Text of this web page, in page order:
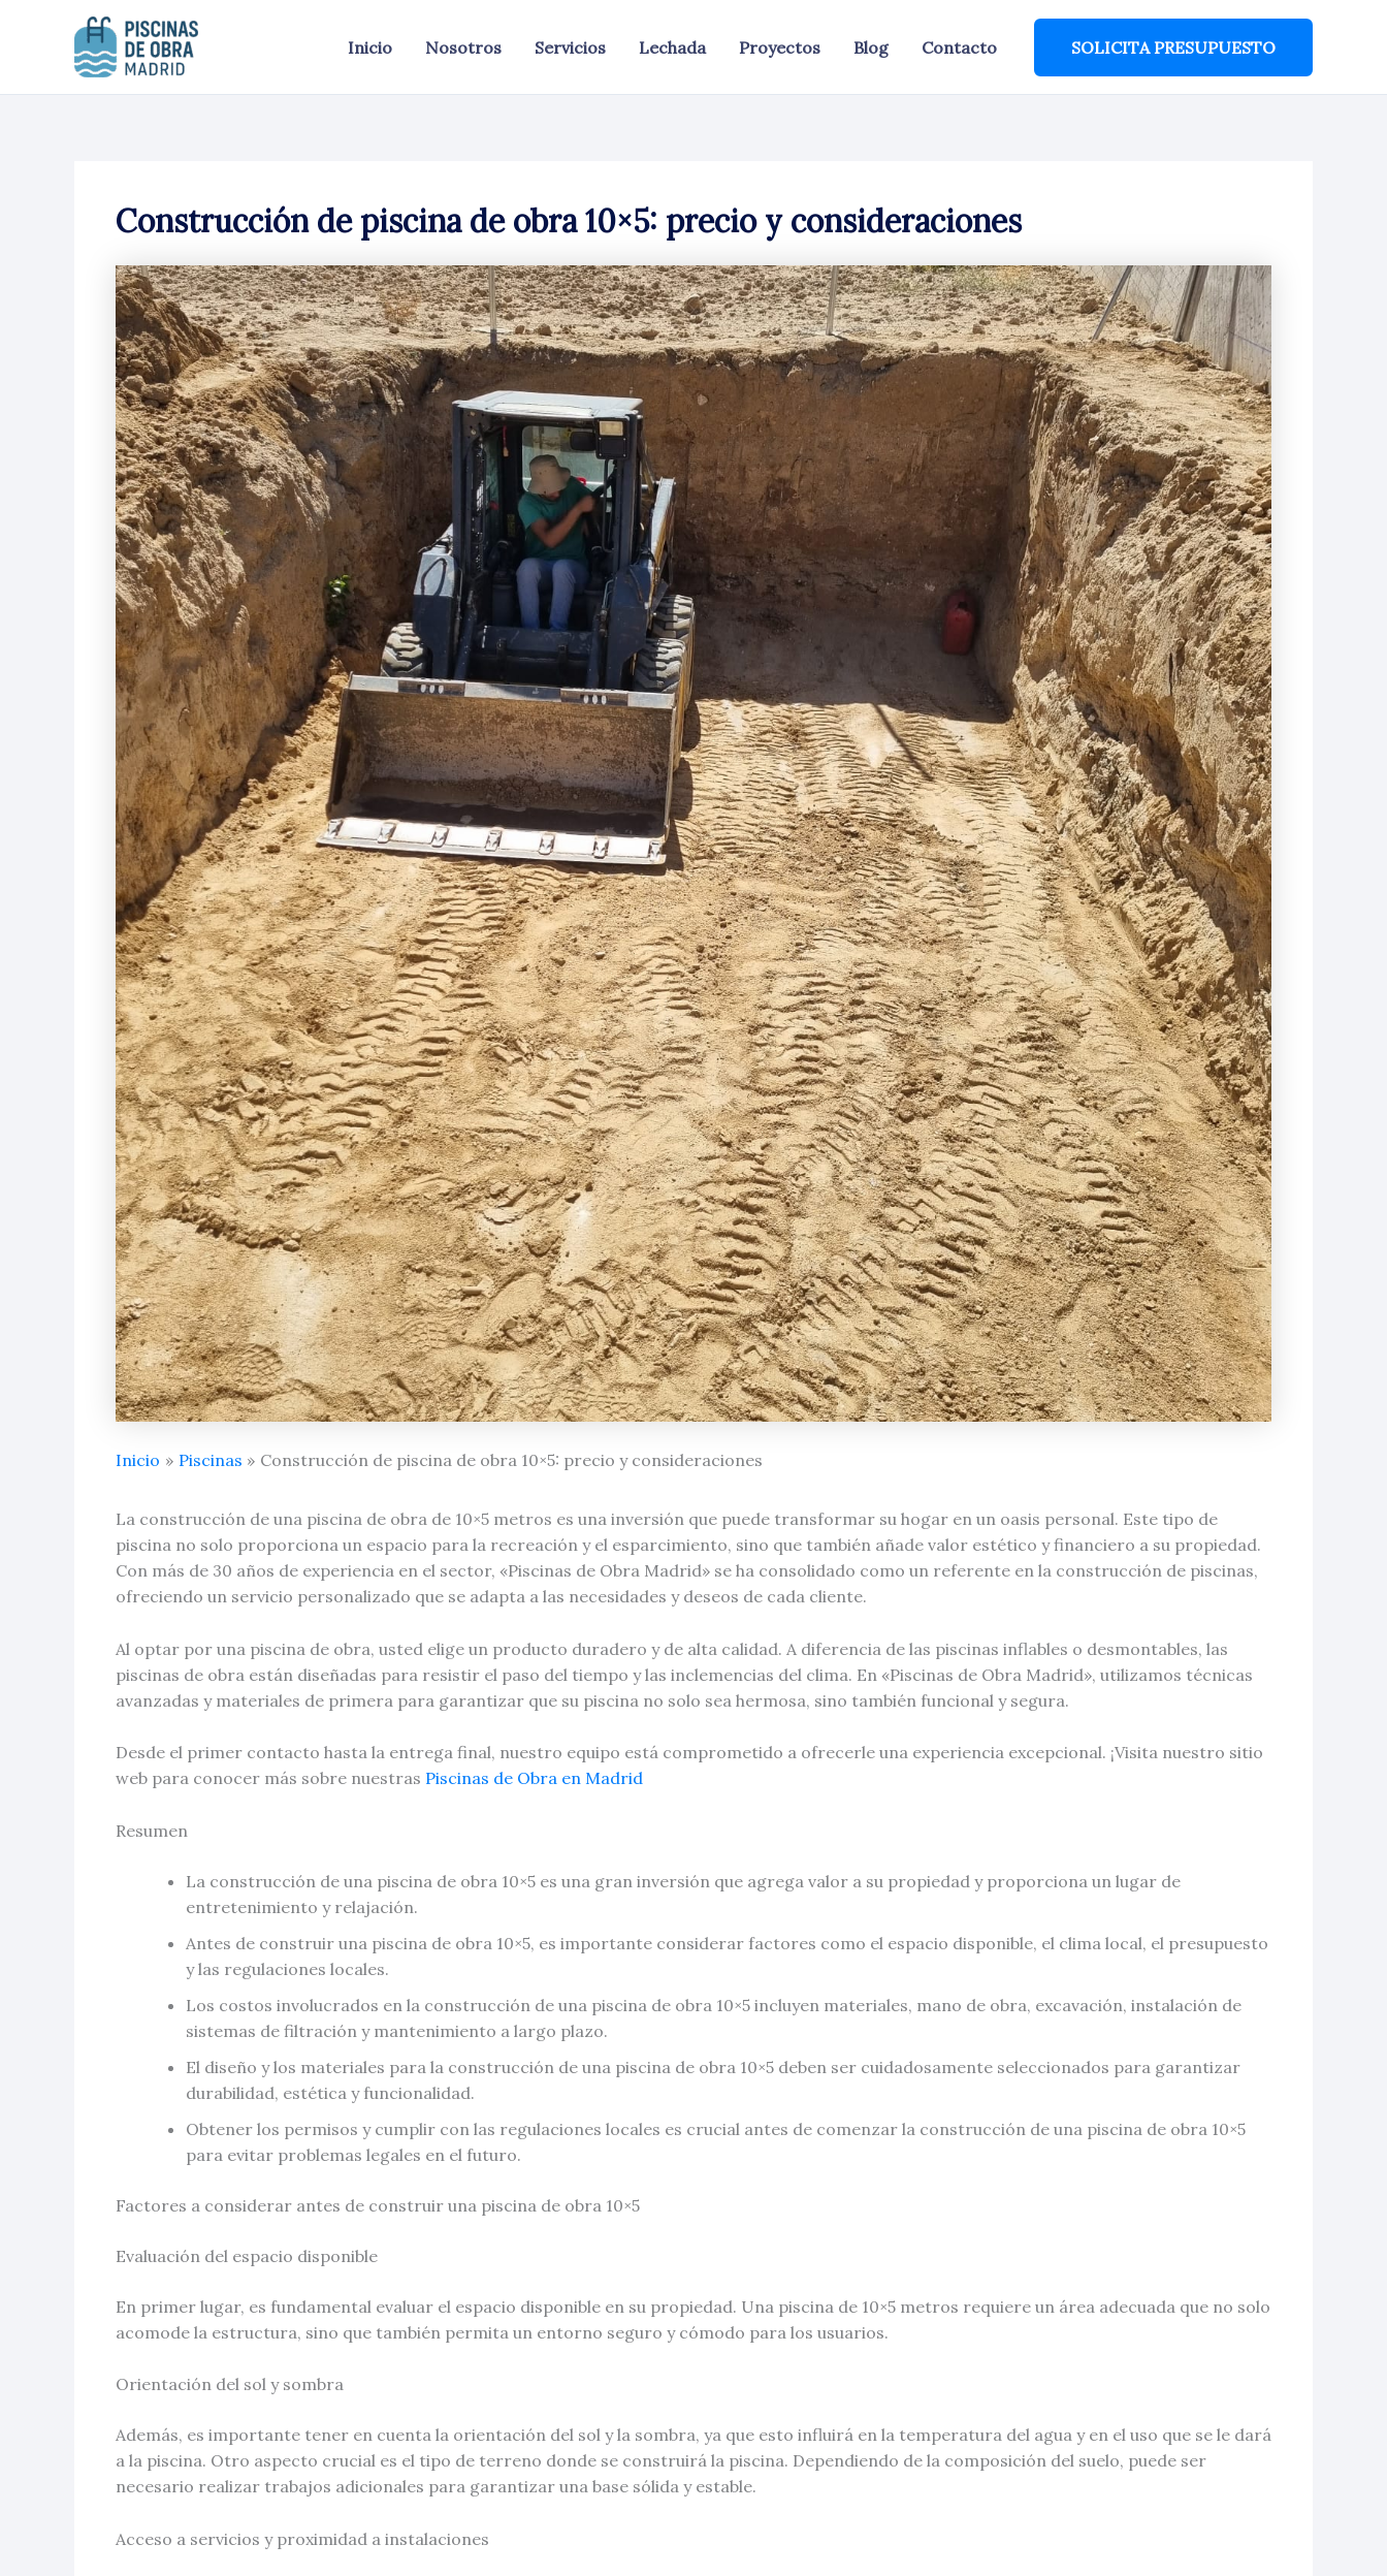
contenido
Inicio Nosotros Servicios Lechada Proyectos Blog Contacto SOLICITA PRESUPUESTO
Construcción de piscina de obra 10×5: precio y consideraciones
Inicio Piscinas Construcción de piscina de obra 10×5: precio y consideraciones
La construcción de una piscina de obra de 10×5 metros es una inversión que puede transformar su hogar en un oasis personal. Este tipo de
piscina no solo proporciona un espacio para la recreación y el esparcimiento, sino que también añade valor estético y financiero a su propiedad.
Con más de 30 años de experiencia en el sector, «Piscinas de Obra Madrid» se ha consolidado como un referente en la construcción de piscinas,
ofreciendo un servicio personalizado que se adapta a las necesidades y deseos de cada cliente.
Al optar por una piscina de obra, usted elige un producto duradero y de alta calidad. A diferencia de las piscinas inflables o desmontables, las
piscinas de obra están diseñadas para resistir el paso del tiempo y las inclemencias del clima. En «Piscinas de Obra Madrid», utilizamos técnicas
avanzadas y materiales de primera para garantizar que su piscina no solo sea hermosa, sino también funcional y segura.
Desde el primer contacto hasta la entrega final, nuestro equipo está comprometido a ofrecerle una experiencia excepcional. ¡Visita nuestro sitio
web para conocer más sobre nuestras Piscinas de Obra en Madrid
Resumen
La construcción de una piscina de obra 10×5 es una gran inversión que agrega valor a su propiedad y proporciona un lugar de
entretenimiento y relajación.
Antes de construir una piscina de obra 10×5, es importante considerar factores como el espacio disponible, el clima local, el presupuesto
y las regulaciones locales.
Los costos involucrados en la construcción de una piscina de obra 10×5 incluyen materiales, mano de obra, excavación, instalación de
sistemas de filtración y mantenimiento a largo plazo.
El diseño y los materiales para la construcción de una piscina de obra 10×5 deben ser cuidadosamente seleccionados para garantizar
durabilidad, estética y funcionalidad.
Obtener los permisos y cumplir con las regulaciones locales es crucial antes de comenzar la construcción de una piscina de obra 10×5
para evitar problemas legales en el futuro.
Factores a considerar antes de construir una piscina de obra 10×5
Evaluación del espacio disponible
En primer lugar, es fundamental evaluar el espacio disponible en su propiedad. Una piscina de 10×5 metros requiere un área adecuada que no solo
acomode la estructura, sino que también permita un entorno seguro y cómodo para los usuarios.
Orientación del sol y sombra
Además, es importante tener en cuenta la orientación del sol y la sombra, ya que esto influirá en la temperatura del agua y en el uso que se le dará
a la piscina. Otro aspecto crucial es el tipo de terreno donde se construirá la piscina. Dependiendo de la composición del suelo, puede ser
necesario realizar trabajos adicionales para garantizar una base sólida y estable.
Acceso a servicios y proximidad a instalaciones